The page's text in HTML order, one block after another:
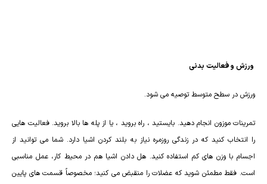
ورزش و فعالیت بدنی
ورزش در سطح متوسط توصیه می شود.
تمرینات موزون انجام دهید. بایستید ، راه بروید ، یا از پله ها بالا بروید. فعالیت هایی
را انتخاب کنید که در زندگی روزمره نیاز به بلند کردن اشیا دارد. شما می توانید از
اجسام با وزن های کم استفاده کنید. هل دادن اشیا هم در محیط کار، عمل مناسبی
است. فقط مطمئن شوید که عضلات را منقبض می کنید؛ مخصوصاً قسمت های پایین